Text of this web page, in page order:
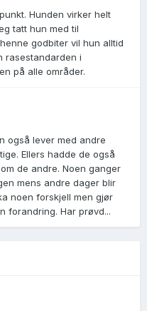
Hunden virker helt
tatt hun med til
godbiter vil hun alltid
rasestandarden i
på alle områder.
også lever med andre
Ellers hadde de også
de andre. Noen ganger
mens andre dager blir
noen forskjell men gjør
forandring. Har prøvd...